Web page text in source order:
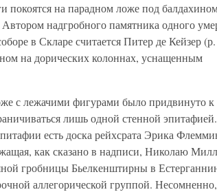
покоятся на парадном ложе под
надгробного памятника одного
в Скларе считается Питер де Кейзер
на дорических колоннах, уснащенным
с лежачими фигурами было придвинуто
лишь одной стенной
есть доска рейхсрата Эрика
как сказано в надписи, Николаю
гробницы Бьелкенштирны в
аллегорической группой.